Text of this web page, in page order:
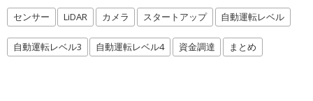
センサー LiDAR カメラ スタートアップ 自動運転レベル
自動運転レベル3 自動運転レベル4 資金調達 まとめ